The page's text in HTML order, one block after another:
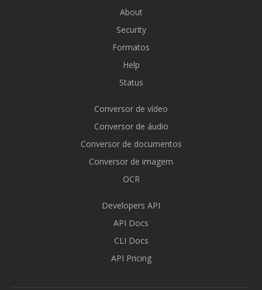
About
Security
Formatos
Help
Status
Conversor de vídeo
Conversor de áudio
Conversor de documentos
Conversor de imagem
OCR
Developers API
API Docs
CLI Docs
API Pricing